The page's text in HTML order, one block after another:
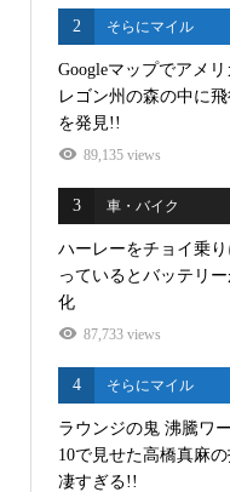
2 そらにマイル
Googleマップでアメ
レゴン州の森の中に
を発見!!
89,135 views
3 車・バイク
ハーレーをチョイ乗
っているとバッテリ
化
87,733 views
4 そらにマイル
ラウンジの鬼 沸騰ワ
10で見せた高橋真麻
凄すぎる!!